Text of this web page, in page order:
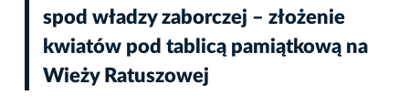
spod władzy zaborczej – złożenie
kwiatów pod tablicą pamiątkową na
Wieży Ratuszowej